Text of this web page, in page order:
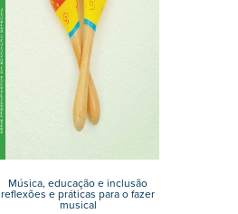
Música, educação e inclusão
reflexões e práticas para o fazer
musical